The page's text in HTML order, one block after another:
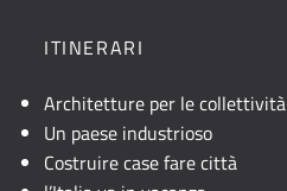
ITINERARI
Architetture per le collettività
Un paese industrioso
Costruire case fare città